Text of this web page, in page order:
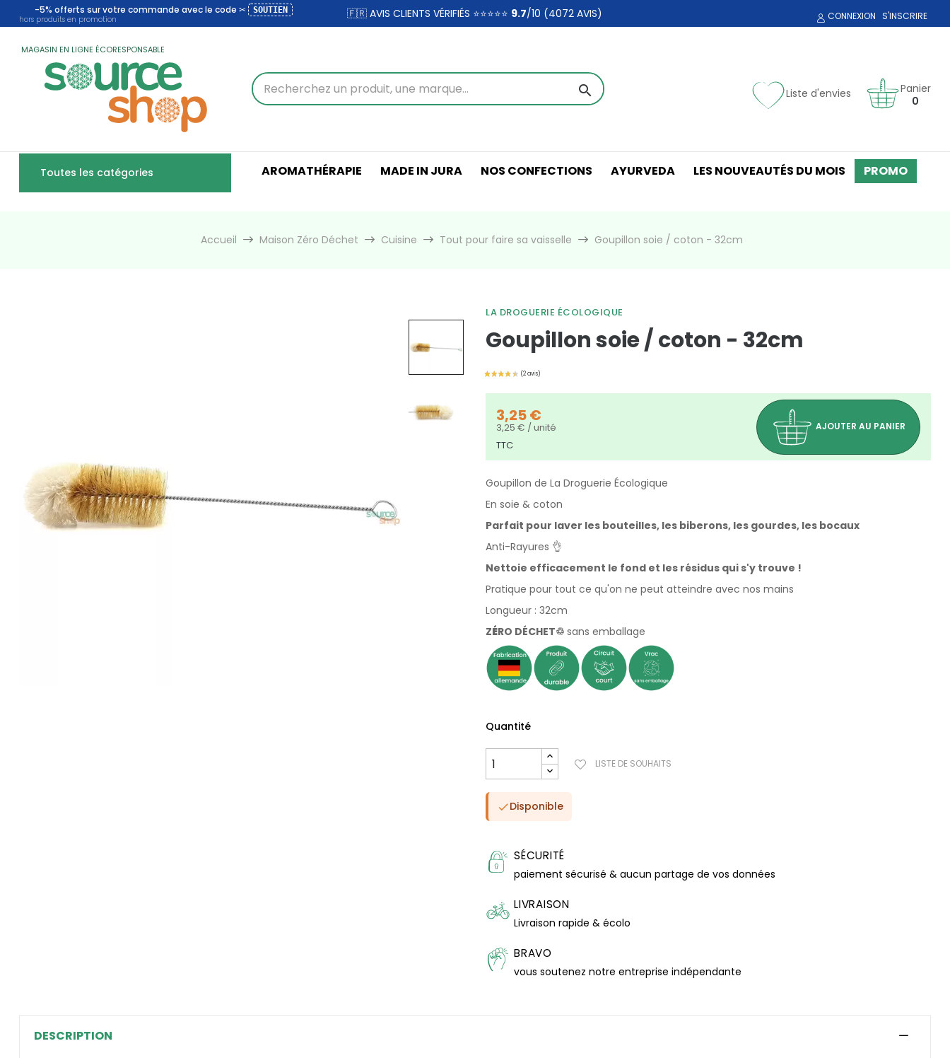
-5% offerts sur votre commande avec le code ✂ SOUTIEN
hors produits en promotion 🇫🇷 AVIS CLIENTS VÉRIFIÉS ⭐⭐⭐⭐⭐ 9.7/10 (4072 AVIS) CONNEXION S'INSCRIRE
MAGASIN EN LIGNE ÉCORESPONSABLE
search Liste d'envies
Panier
0
Toutes les catégories AROMATHÉRAPIE MADE IN JURA NOS CONFECTIONS AYURVEDA LES NOUVEAUTÉS DU MOIS PROMO
Accueil Maison Zéro Déchet Cuisine Tout pour faire sa vaisselle Goupillon soie / coton - 32cm
LA DROGUERIE ÉCOLOGIQUE
Goupillon soie / coton - 32cm
3,25 €
3,25 € / unité
TTC
AJOUTER AU PANIER
Goupillon de La Droguerie Écologique
En soie & coton
Parfait pour laver les bouteilles, les biberons, les gourdes, les bocaux
Anti-Rayures 👌
Nettoie efficacement le fond et les résidus qui s'y trouve !
Pratique pour tout ce qu'on ne peut atteindre avec nos mains
Longueur : 32cm
ZÉRO DÉCHET♲ sans emballage
Quantité
LISTE DE SOUHAITS
Disponible
SÉCURITÉ
paiement sécurisé & aucun partage de vos données
LIVRAISON
Livraison rapide & écolo
BRAVO
vous soutenez notre entreprise indépendante
DESCRIPTION